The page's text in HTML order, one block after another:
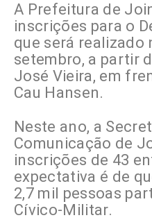
A Prefeitura de
inscrições para o
que será realizado
setembro, a partir
José Vieira, em
Cau Hansen.
Neste ano, a
Comunicação de
inscrições de 43
expectativa é de
2,7 mil pessoas
Cívico-Militar.